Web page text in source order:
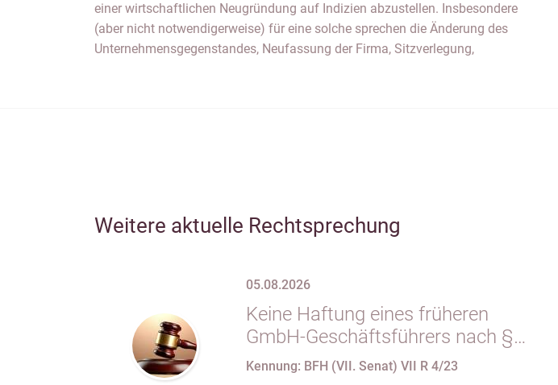
einer wirtschaftlichen Neugründung auf Indizien abzustellen. Insbesondere
(aber nicht notwendigerweise) für eine solche sprechen die Änderung des
Unternehmensgegenstandes, Neufassung der Firma, Sitzverlegung,
Geschäftsanteile. Der Antrag nach § 8 Abs. 2 GmbHG kann nicht
Weitere aktuelle Rechtsprechung
05.08.2026
Keine Haftung eines früheren
GmbH-Geschäftsführers nach §
69 Satz 1 i.V.m. § 34 Abs. 1 AO
Kennung: BFH (VII. Senat) VII R 4/23